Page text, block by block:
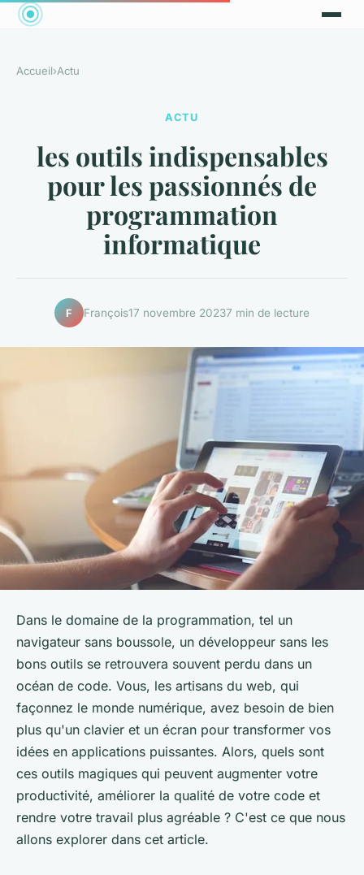
Accueil›Actu
ACTU
les outils indispensables
pour les passionnés de
programmation
informatique
F François17 novembre 20237 min de lecture
Dans le domaine de la programmation, tel un
navigateur sans boussole, un développeur sans les
bons outils se retrouvera souvent perdu dans un
océan de code. Vous, les artisans du web, qui
façonnez le monde numérique, avez besoin de bien
plus qu'un clavier et un écran pour transformer vos
idées en applications puissantes. Alors, quels sont
ces outils magiques qui peuvent augmenter votre
productivité, améliorer la qualité de votre code et
rendre votre travail plus agréable ? C'est ce que nous
allons explorer dans cet article.